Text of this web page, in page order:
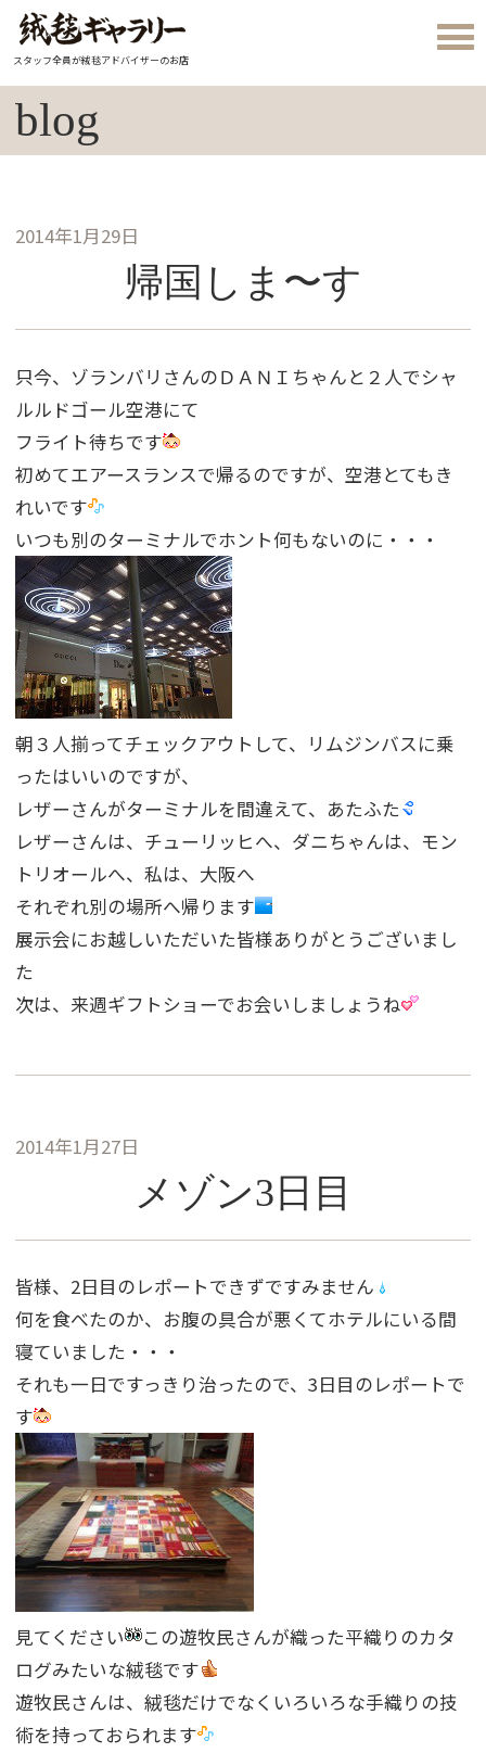
スタッフ全員が絨毯アドバイザーのお店
blog
2014年1月29日
帰国しま〜す
只今、ゾランバリさんのＤＡＮＩちゃんと２人でシャ
ルルドゴール空港にて
フライト待ちです
初めてエアースランスで帰るのですが、空港とてもき
れいです
いつも別のターミナルでホント何もないのに・・・
朝３人揃ってチェックアウトして、リムジンバスに乗
ったはいいのですが、
レザーさんがターミナルを間違えて、あたふた
レザーさんは、チューリッヒへ、ダニちゃんは、モン
トリオールへ、私は、大阪へ
それぞれ別の場所へ帰ります
展示会にお越しいただいた皆様ありがとうございまし
た
次は、来週ギフトショーでお会いしましょうね
2014年1月27日
メゾン3日目
皆様、2日目のレポートできずですみません
何を食べたのか、お腹の具合が悪くてホテルにいる間
寝ていました・・・
それも一日ですっきり治ったので、3日目のレポートで
す
見てください
この遊牧民さんが織った平織りのカタ
ログみたいな絨毯です
遊牧民さんは、絨毯だけでなくいろいろな手織りの技
術を持っておられます